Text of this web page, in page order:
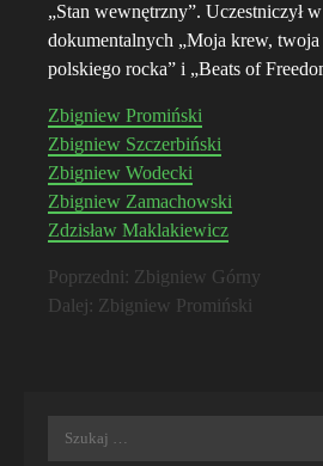
„Stan wewnętrzny”. Uczestniczył
dokumentalnych „Moja krew,
polskiego rocka” i „Beats of
Zbigniew Promiński
Zbigniew Szczerbiński
Zbigniew Wodecki
Zbigniew Zamachowski
Zdzisław Maklakiewicz
Zobacz
Poprzedni: Zbigniew Górny
Dalej: Zbigniew Promiński
Szukaj: